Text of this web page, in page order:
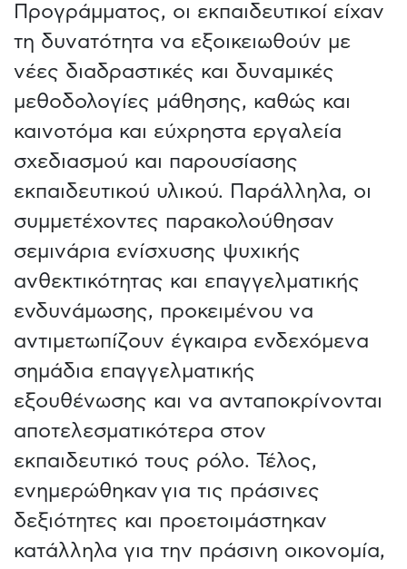
Προγράμματος, οι εκπαιδευτικοί είχαν
τη δυνατότητα να εξοικειωθούν με
νέες διαδραστικές και δυναμικές
μεθοδολογίες μάθησης, καθώς και
καινοτόμα και εύχρηστα εργαλεία
σχεδιασμού και παρουσίασης
εκπαιδευτικού υλικού. Παράλληλα, οι
συμμετέχοντες παρακολούθησαν
σεμινάρια ενίσχυσης ψυχικής
ανθεκτικότητας και επαγγελματικής
ενδυνάμωσης, προκειμένου να
αντιμετωπίζουν έγκαιρα ενδεχόμενα
σημάδια επαγγελματικής
εξουθένωσης και να ανταποκρίνονται
αποτελεσματικότερα στον
εκπαιδευτικό τους ρόλο. Τέλος,
ενημερώθηκαν για τις πράσινες
δεξιότητες και προετοιμάστηκαν
κατάλληλα για την πράσινη οικονομία,